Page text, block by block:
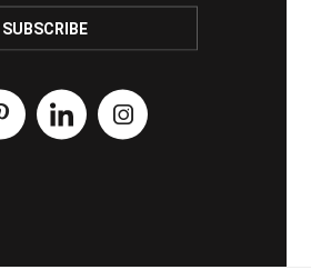
SUBSCRIBE